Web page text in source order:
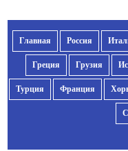
Главная Россия
Греция Грузия
Турция Франция